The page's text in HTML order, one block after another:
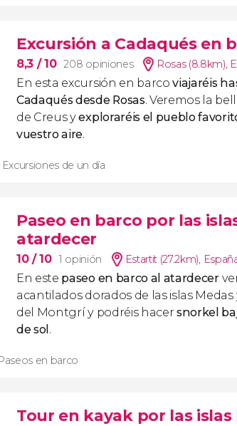
Excursión a Cadaqués en
8,3 / 10 208 opiniones Rosas (8.8km),
En esta excursión en barcoviajaréis
Cadaqués desde Rosas. Veremos la
de Creus yexploraréis el pueblo
vuestro aire.
Excursiones de un día
Paseo en barco por las
atardecer
10/ 10 1 opinión Estartit (27.2km),
En este paseo en barco al atardecer
acantilados dorados de las islas Medas
del Montgrí y podréis hacersnorkel
de sol .
en barco
Tour en kayak por las islas